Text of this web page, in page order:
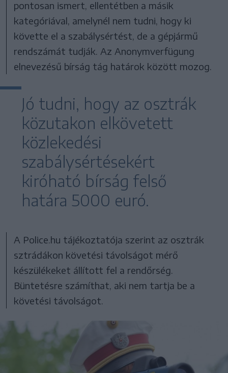
pontosan ismert, ellentétben a másik
kategóriával, amelynél nem tudni, hogy ki
követte el a szabálysértést, de a gépjármű
rendszámát tudják. Az Anonymverfügung
elnevezésű bírság tág határok között mozog.
Jó tudni, hogy az osztrák
közutakon elkövetett
közlekedési
szabálysértésekért
kiróható bírság felső
határa 5000 euró.
A Police.hu tájékoztatója szerint az osztrák
sztrádákon követési távolságot mérő
készülékeket állított fel a rendőrség.
Büntetésre számíthat, aki nem tartja be a
követési távolságot.